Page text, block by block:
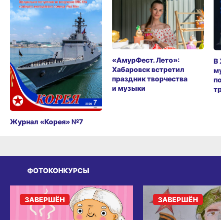
Журнал «Корея» №7
«АмурФест. Лето»:
Хабаровск встретил
праздник творчества
и музыки
В
ФОТОКОНКУРСЫ
ЗАВЕРШЁН ЗАВЕРШЁН